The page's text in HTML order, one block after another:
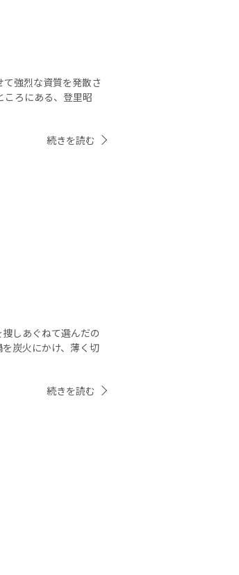
強烈な資質を発散さ
ころにある、登里昭
続きを読む
しあぐねて選んだの
炭火にかけ、薄く切
続きを読む